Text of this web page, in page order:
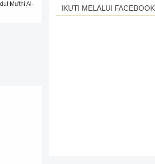
Mu'thi Al-
IKUTI MELALUI FACEBOOK